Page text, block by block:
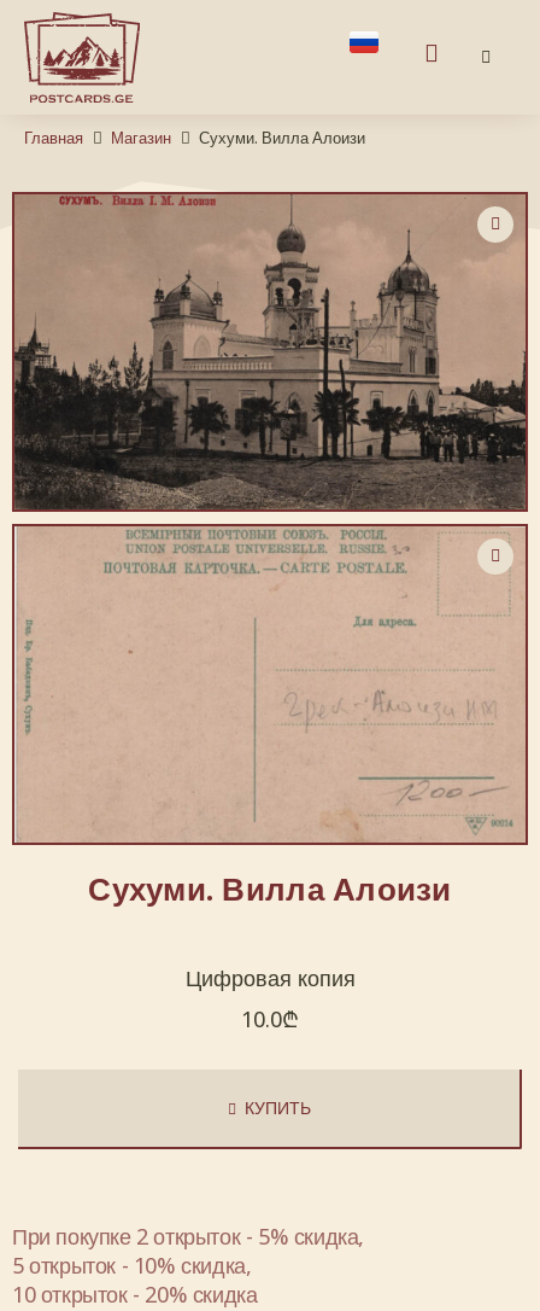
Главная Магазин Сухуми. Вилла Алоизи
Сухуми. Вилла Алоизи
Цифровая копия
10.0₾
КУПИТЬ
При покупке 2 открыток - 5% скидка,
5 открыток - 10% скидка,
10 открыток - 20% скидка